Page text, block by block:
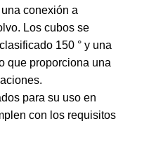
conexión a
Los cubos se
150 ° y una
que proporciona una
para su uso en
con los requisitos